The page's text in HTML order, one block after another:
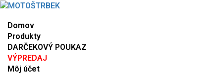
Domov
Produkty
DARČEKOVÝ POUKAZ
VÝPREDAJ
Môj účet